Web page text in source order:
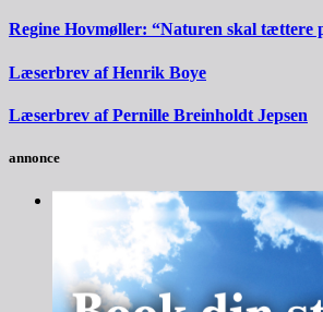
Regine Hovmøller: “Naturen skal tættere
Læserbrev af Henrik Boye
Læserbrev af Pernille Breinholdt Jepsen
annonce